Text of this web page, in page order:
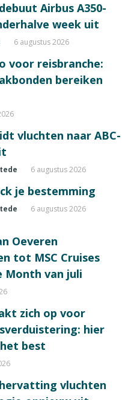
Airbus A350-
week uit
6 augustus 2026
voor reisbranche:
bereiken
vluchten naar ABC-
6 augustus 2026
je bestemming
6 augustus 2026
Oeveren
tot MSC Cruises
Month van juli
zich op voor
hier
best
vluchten